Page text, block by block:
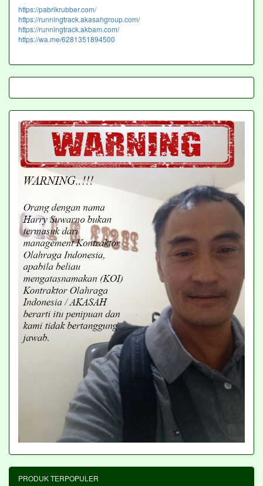
https://pabrikrubber.com/
https://runningtrack.akasahgroup.com/
https://runningtrack.akbam.com/
https://wa.me/6281351894500
PRODUK TERPOPULER